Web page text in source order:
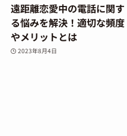
遠距離恋愛中の電話に関す
る悩みを解決！適切な頻度
やメリットとは
2023年8月4日